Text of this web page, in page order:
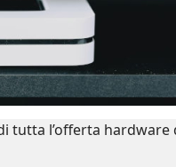
tutta l’offerta hardware